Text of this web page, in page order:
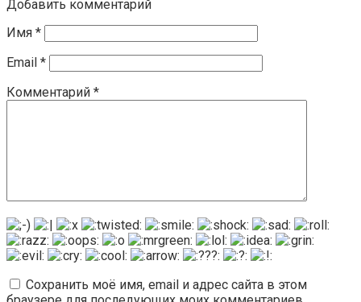
Добавить комментарий
Имя *
Email *
Комментарий *
Сохранить моё имя, email и адрес сайта в этом